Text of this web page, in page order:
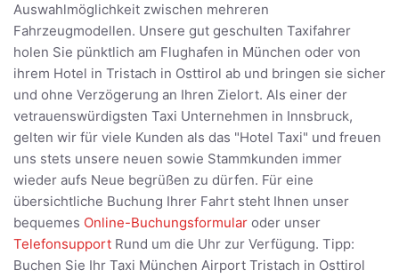
Auswahlmöglichkeit zwischen mehreren
Fahrzeugmodellen. Unsere gut geschulten Taxifahrer
holen Sie pünktlich am Flughafen in München oder von
ihrem Hotel in Tristach in Osttirol ab und bringen sie sicher
und ohne Verzögerung an Ihren Zielort. Als einer der
vetrauenswürdigsten Taxi Unternehmen in Innsbruck,
gelten wir für viele Kunden als das "Hotel Taxi" und freuen
uns stets unsere neuen sowie Stammkunden immer
wieder aufs Neue begrüßen zu dürfen. Für eine
übersichtliche Buchung Ihrer Fahrt steht Ihnen unser
bequemes Online-Buchungsformular oder unser
Telefonsupport Rund um die Uhr zur Verfügung. Tipp:
Buchen Sie Ihr Taxi München Airport Tristach in Osttirol